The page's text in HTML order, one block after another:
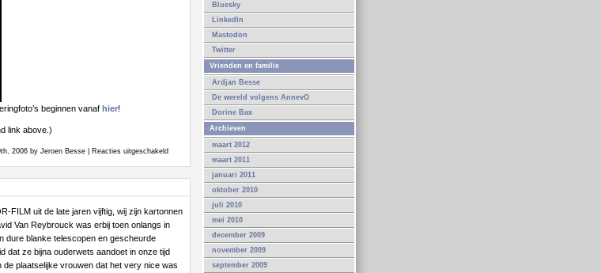
Bluesky
LinkedIn
Mastodon
Twitter
Vrienden en familie
Ardjan Besse
De wereld volgens AnnevO
Dorine Bax
Archieven
maart 2012
maart 2011
januari 2011
oktober 2010
juli 2010
mei 2010
december 2009
november 2009
september 2009
beginnen vanaf hier!
link above.)
2006 by Jeroen Besse | Reacties uitgeschakeldvoor
Zonsverduistering
2006
FILM uit de late jaren vijftig, wij zijn kartonnen
Van Reybrouck was erbij toen onlangs in
dure blanke telescopen en gescheurde
dat ze bijna ouderwets aandoet in onze tijd
de plaatselijke vrouwen dat het very nice was